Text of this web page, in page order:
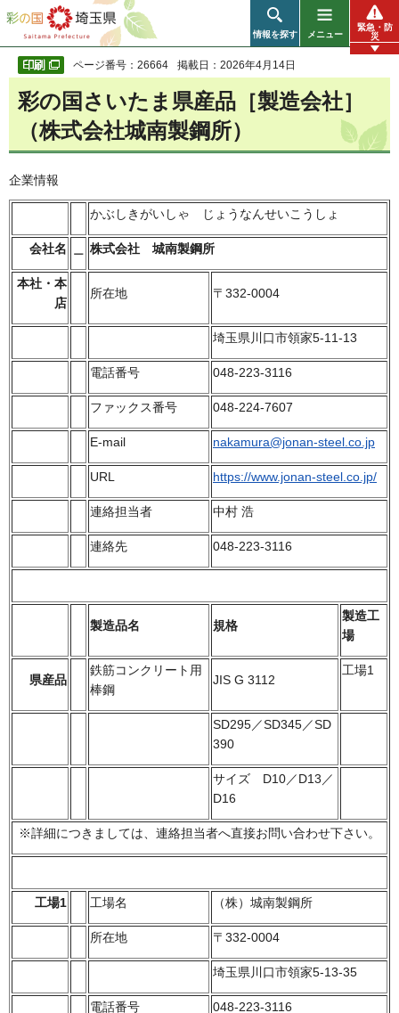
彩の国 埼玉県
情報を探す メニュー
緊急・防
災
ページ番号：26664 掲載日：2026年4月14日
彩の国さいたま県産品［製造会社］
（株式会社城南製鋼所）
企業情報
かぶしきがいしゃ じょうなんせいこうしょ
会社名 株式会社 城南製鋼所
本社・本
店
所在地 〒332-0004
埼玉県川口市領家5-11-13
電話番号 048-223-3116
ファックス番号 048-224-7607
E-mail nakamura@jonan-steel.co.jp
URL https://www.jonan-steel.co.jp/
連絡担当者 中村 浩
連絡先 048-223-3116
製造品名 規格
製造工
場
県産品
鉄筋コンクリート用
棒鋼
JIS G 3112
工場1
SD295／SD345／SD
390
サイズ D10／D13／
D16
※詳細につきましては、連絡担当者へ直接お問い合わせ下さい。
工場1 工場名 （株）城南製鋼所
所在地 〒332-0004
埼玉県川口市領家5-13-35
電話番号 048-223-3116